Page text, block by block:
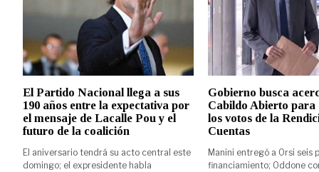
El Partido Nacional llega a sus
190 años entre la expectativa por
el mensaje de Lacalle Pou y el
futuro de la coalición
El aniversario tendrá su acto central este
domingo; el expresidente habla
Gobierno busca
Cabildo Abierto para
los votos de la
Cuentas
Manini entregó a Orsi seis
financiamiento; Oddone